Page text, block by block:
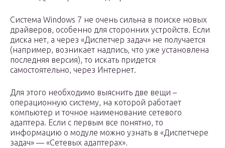
Система Windows 7 не очень сильна в поиске новых
драйверов, особенно для сторонних устройств. Если
диска нет, а через «Диспетчер задач» не получается
(например, возникает надпись, что уже установлена
последняя версия), то искать придется
самостоятельно, через Интернет.
Для этого необходимо выяснить две вещи –
операционную систему, на которой работает
компьютер и точное наименование сетевого
адаптера. Если с первым все понятно, то
информацию о модуле можно узнать в «Диспетчере
задач» — «Сетевых адаптерах».